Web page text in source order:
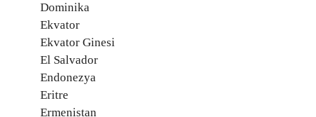
Dominika
Ekvator
Ekvator Ginesi
El Salvador
Endonezya
Eritre
Ermenistan